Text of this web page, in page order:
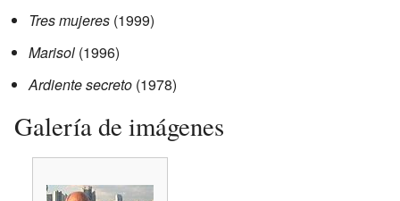
Tres mujeres (1999)
Marisol (1996)
Ardiente secreto (1978)
Galería de imágenes